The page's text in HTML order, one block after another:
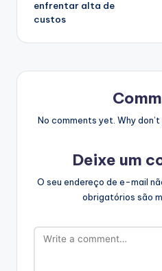
enfrentar alta de
custos
No comments yet. Why
Deixe um
O seu endereço de e-mail
obrigatórios são